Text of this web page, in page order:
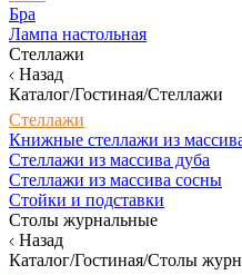
Бра
Лампа настольная
Стеллажи
Назад
Каталог/Гостиная/Стеллажи
Стеллажи
Книжные стеллажи из
Стеллажи из массива дуба
Стеллажи из массива сосны
Стойки и подставки
Столы журнальные
Назад
Каталог/Гостиная/Столы